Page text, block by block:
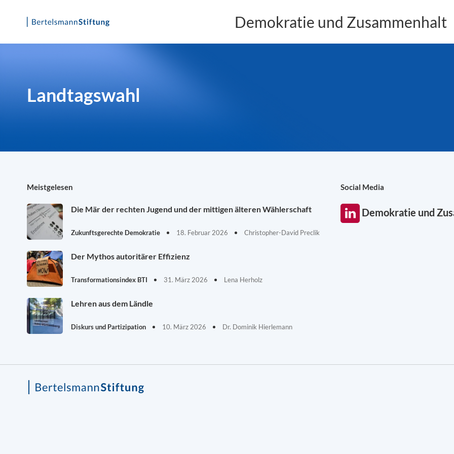
Skip
Demokratie und Zusammenhalt
Landtagswahl
Meistgelesen
Die Mär der rechten Jugend und der mittigen älteren Wählerschaft
Zukunftsgerechte Demokratie 18. Februar 2026 Christopher-David Preclik
Der Mythos autoritärer Effizienz
Transformationsindex BTI 31. März 2026 Lena Herholz
Lehren aus dem Ländle
Diskurs und Partizipation 10. März 2026 Dr. Dominik Hierlemann
Social Media
Demokratie und